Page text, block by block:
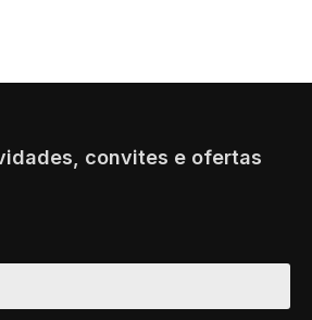
convites e ofertas